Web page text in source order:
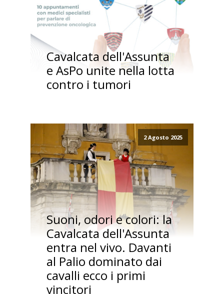
Cavalcata dell'Assunta
e AsPo unite nella lotta
contro i tumori
2 Agosto 2025
Suoni, odori e colori: la
Cavalcata dell'Assunta
entra nel vivo. Davanti
al Palio dominato dai
cavalli ecco i primi
vincitori